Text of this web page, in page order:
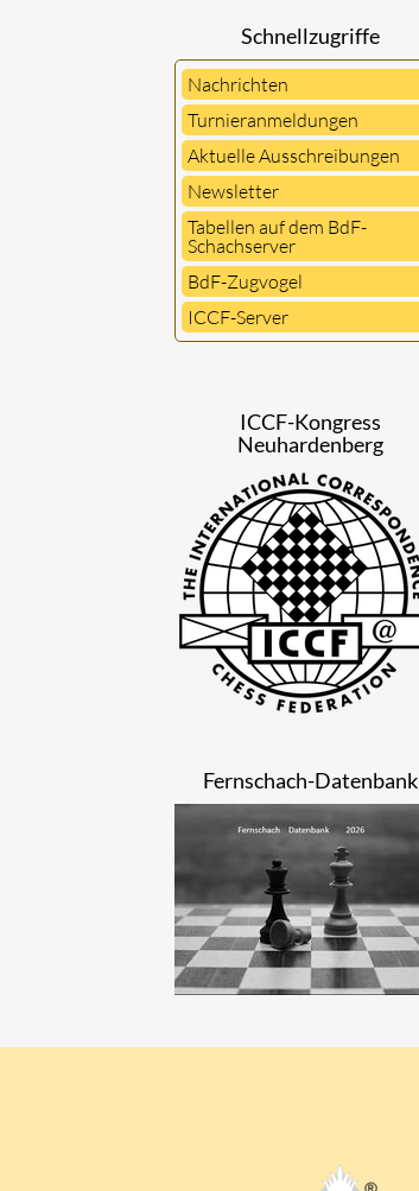
Schnellzugriffe
Nachrichten
Turnieranmeldungen
Aktuelle Ausschreibungen
Newsletter
Tabellen auf dem BdF-
Schachserver
BdF-Zugvogel
ICCF-Server
ICCF-Kongress
Neuhardenberg
Fernschach-Datenbank